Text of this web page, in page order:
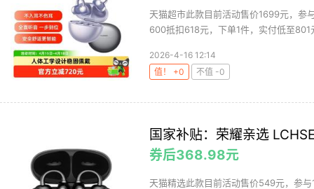
天猫超市此款目前活动售价1699元，参
600抵扣618元，下单1件，实付低至801
2026-4-16 12:14
值！ +0
不值 -0
国家补贴：荣耀亲选
券后368.98元
天猫精选此款目前活动售价549元，参